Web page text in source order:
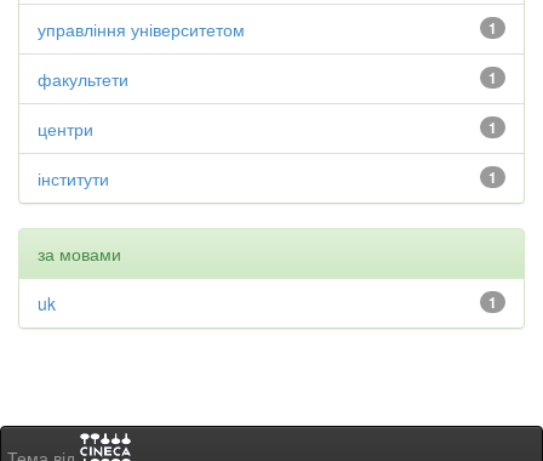
1
управління університетом
1
факультети
1
центри
1
інститути
за мовами
1
uk